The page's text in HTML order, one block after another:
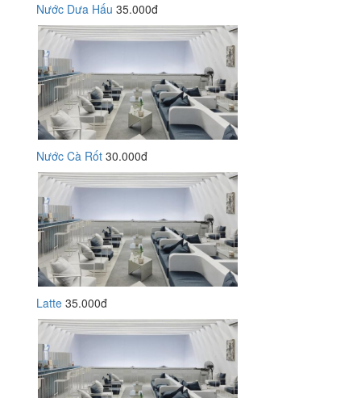
Nước Dưa Hấu 35.000đ
Nước Cà Rốt 30.000đ
Latte 35.000đ